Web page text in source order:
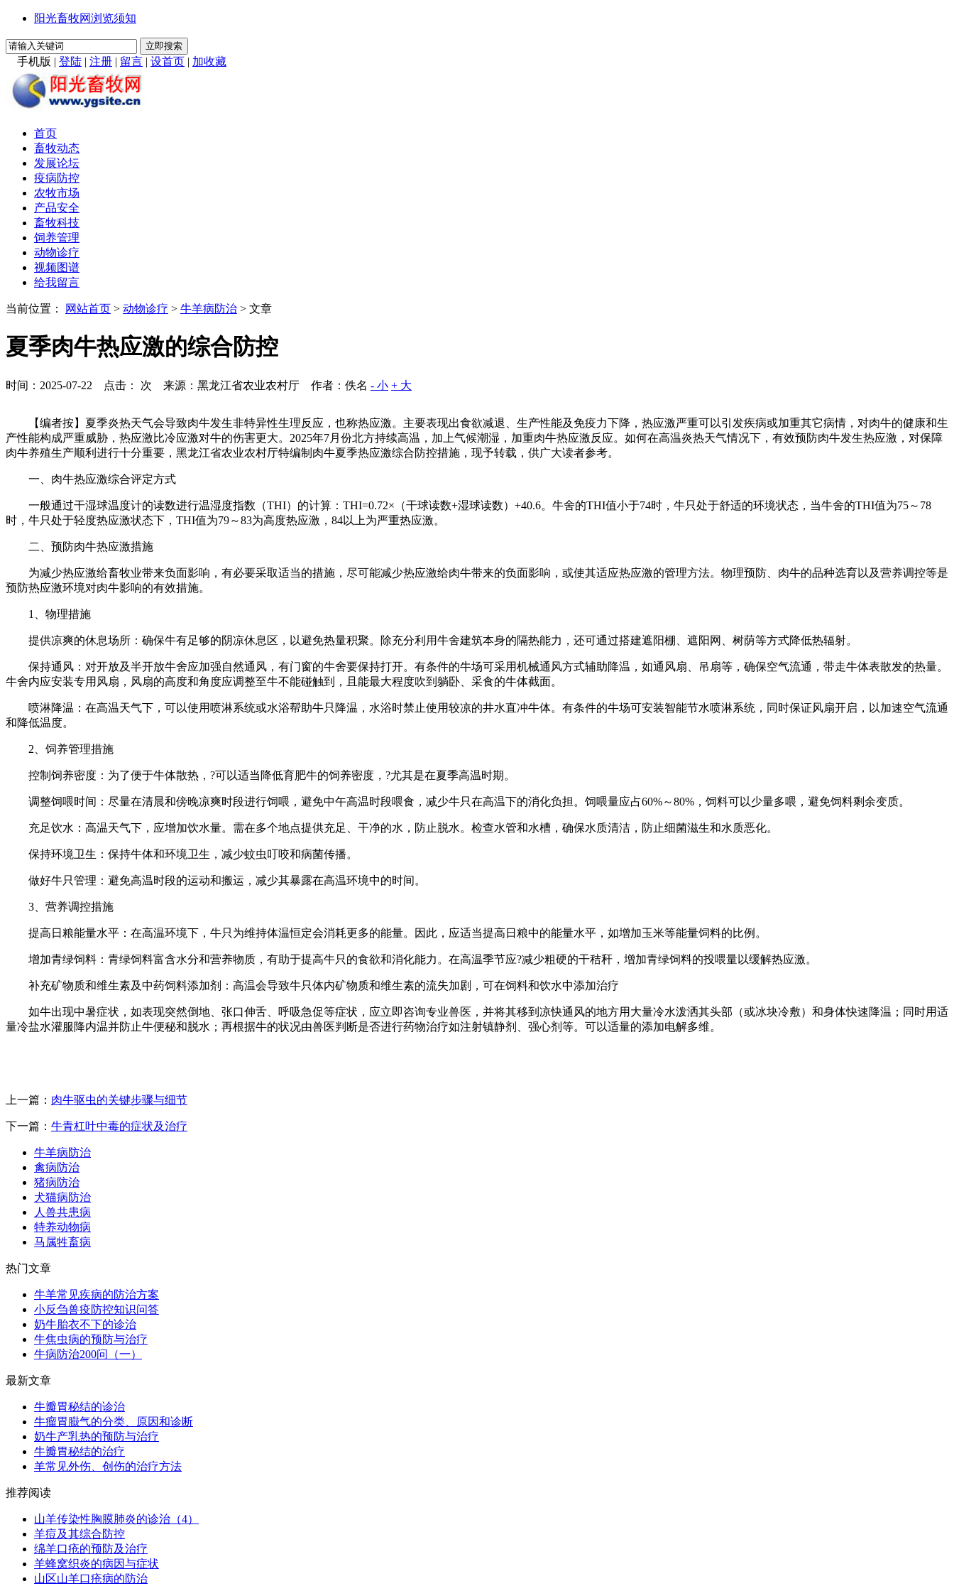
阳光畜牧网浏览须知
手机版 | 登陆 | 注册 | 留言 | 设首页 | 加收藏
首页
畜牧动态
发展论坛
疫病防控
农牧市场
产品安全
畜牧科技
饲养管理
动物诊疗
视频图谱
给我留言
当前位置： 网站首页 > 动物诊疗 > 牛羊病防治 > 文章
夏季肉牛热应激的综合防控
时间：2025-07-22 点击： 次 来源：黑龙江省农业农村厅 作者：佚名 - 小 + 大
【编者按】夏季炎热天气会导致肉牛发生非特异性生理反应，也称热应激。主要表现出食欲减退、生产性能及免疫力下降，热应激严重可以引发疾病或加重其它病情，对肉牛的健康和生
产性能构成严重威胁，热应激比冷应激对牛的伤害更大。2025年7月份北方持续高温，加上气候潮湿，加重肉牛热应激反应。如何在高温炎热天气情况下，有效预防肉牛发生热应激，对保障
肉牛养殖生产顺利进行十分重要，黑龙江省农业农村厅特编制肉牛夏季热应激综合防控措施，现予转载，供广大读者参考。
一、肉牛热应激综合评定方式
一般通过干湿球温度计的读数进行温湿度指数（THI）的计算：THI=0.72×（干球读数+湿球读数）+40.6。牛舍的THI值小于74时，牛只处于舒适的环境状态，当牛舍的THI值为75～78
时，牛只处于轻度热应激状态下，THI值为79～83为高度热应激，84以上为严重热应激。
二、预防肉牛热应激措施
为减少热应激给畜牧业带来负面影响，有必要采取适当的措施，尽可能减少热应激给肉牛带来的负面影响，或使其适应热应激的管理方法。物理预防、肉牛的品种选育以及营养调控等是
预防热应激环境对肉牛影响的有效措施。
1、物理措施
提供凉爽的休息场所：确保牛有足够的阴凉休息区，以避免热量积聚。除充分利用牛舍建筑本身的隔热能力，还可通过搭建遮阳棚、遮阳网、树荫等方式降低热辐射。
保持通风：对开放及半开放牛舍应加强自然通风，有门窗的牛舍要保持打开。有条件的牛场可采用机械通风方式辅助降温，如通风扇、吊扇等，确保空气流通，带走牛体表散发的热量。
牛舍内应安装专用风扇，风扇的高度和角度应调整至牛不能碰触到，且能最大程度吹到躺卧、采食的牛体截面。
喷淋降温：在高温天气下，可以使用喷淋系统或水浴帮助牛只降温，水浴时禁止使用较凉的井水直冲牛体。有条件的牛场可安装智能节水喷淋系统，同时保证风扇开启，以加速空气流通
和降低温度。
2、饲养管理措施
控制饲养密度：为了便于牛体散热，?可以适当降低育肥牛的饲养密度，?尤其是在夏季高温时期。
调整饲喂时间：尽量在清晨和傍晚凉爽时段进行饲喂，避免中午高温时段喂食，减少牛只在高温下的消化负担。饲喂量应占60%～80%，饲料可以少量多喂，避免饲料剩余变质。
充足饮水：高温天气下，应增加饮水量。需在多个地点提供充足、干净的水，防止脱水。检查水管和水槽，确保水质清洁，防止细菌滋生和水质恶化。
保持环境卫生：保持牛体和环境卫生，减少蚊虫叮咬和病菌传播。
做好牛只管理：避免高温时段的运动和搬运，减少其暴露在高温环境中的时间。
3、营养调控措施
提高日粮能量水平：在高温环境下，牛只为维持体温恒定会消耗更多的能量。因此，应适当提高日粮中的能量水平，如增加玉米等能量饲料的比例。
增加青绿饲料：青绿饲料富含水分和营养物质，有助于提高牛只的食欲和消化能力。在高温季节应?减少粗硬的干秸秆，增加青绿饲料的投喂量以缓解热应激。
补充矿物质和维生素及中药饲料添加剂：高温会导致牛只体内矿物质和维生素的流失加剧，可在饲料和饮水中添加治疗
如牛出现中暑症状，如表现突然倒地、张口伸舌、呼吸急促等症状，应立即咨询专业兽医，并将其移到凉快通风的地方用大量冷水泼洒其头部（或冰块冷敷）和身体快速降温；同时用适
量冷盐水灌服降内温并防止牛便秘和脱水；再根据牛的状况由兽医判断是否进行药物治疗如注射镇静剂、强心剂等。可以适量的添加电解多维。
上一篇： 肉牛驱虫的关键步骤与细节
下一篇： 牛青杠叶中毒的症状及治疗
牛羊病防治
禽病防治
猪病防治
犬猫病防治
人兽共患病
特养动物病
马属牲畜病
热门文章
牛羊常见疾病的防治方案
小反刍兽疫防控知识问答
奶牛胎衣不下的诊治
牛焦虫病的预防与治疗
牛病防治200问（一）
最新文章
牛瓣胃秘结的诊治
牛瘤胃臌气的分类、原因和诊断
奶牛产乳热的预防与治疗
牛瓣胃秘结的治疗
羊常见外伤、创伤的治疗方法
推荐阅读
山羊传染性胸膜肺炎的诊治（4）
羊痘及其综合防控
绵羊口疮的预防及治疗
羊蜂窝织炎的病因与症状
山区山羊口疮病的防治